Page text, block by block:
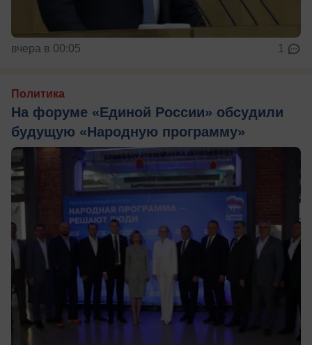
вчера в 00:05 1
Политика
На форуме «Единой России» обсудили
будущую «Народную программу»